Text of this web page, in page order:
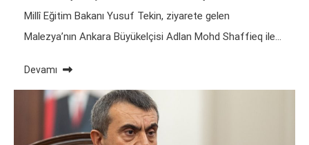
Millî Eğitim Bakanı Yusuf Tekin, ziyarete gelen
Malezya’nın Ankara Büyükelçisi Adlan Mohd Shaffieq ile…
Devamı